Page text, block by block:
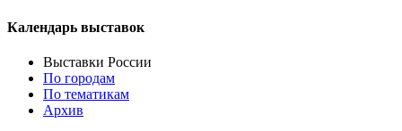
Календарь выставок
Выставки России
По городам
По тематикам
Архив